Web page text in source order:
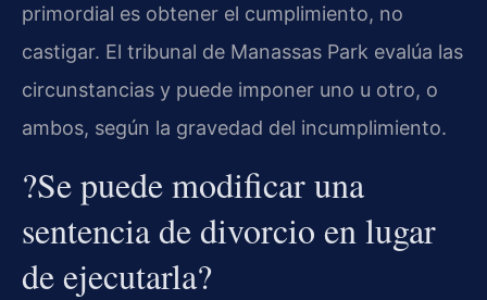
primordial es obtener el cumplimiento, no
castigar. El tribunal de Manassas Park evalúa las
circunstancias y puede imponer uno u otro, o
ambos, según la gravedad del incumplimiento.
?Se puede modificar una
sentencia de divorcio en lugar
de ejecutarla?